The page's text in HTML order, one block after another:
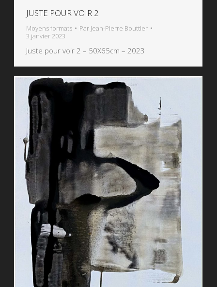
JUSTE POUR VOIR 2
Moyens formats Par Jean-Pierre Bouttier
3 janvier 2023
Juste pour voir 2 – 50X65cm – 2023